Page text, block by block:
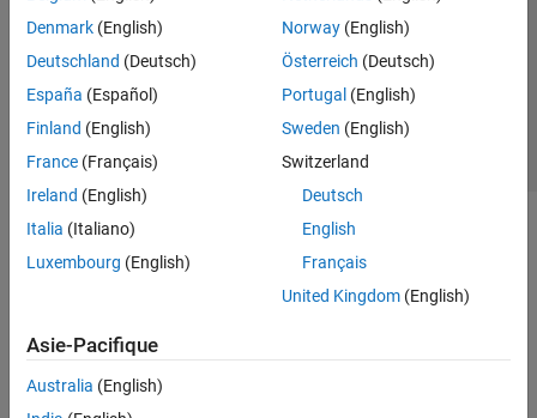
Denmark (English)
Deutschland (Deutsch)
España (Español)
Finland (English)
France (Français)
Ireland (English)
Italia (Italiano)
Luxembourg (English)
Norway(English)
Österreich (Deutsch)
Portugal (English)
Sweden (English)
Switzerland
Deutsch
English
Français
United Kingdom(English)
Asie-Pacifique
Australia (English)
Lutte anti-piratage
Contacts locaux
© 1994-2026 The MathWorks, Inc.